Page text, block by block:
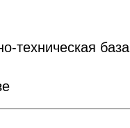
техническая база